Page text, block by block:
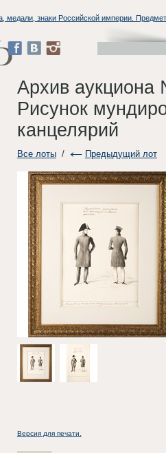
медали, знаки Российской империи.
Архив
Рисунок
канцелярий
Все лоты/ Предыдущий лот
Версия для печати.